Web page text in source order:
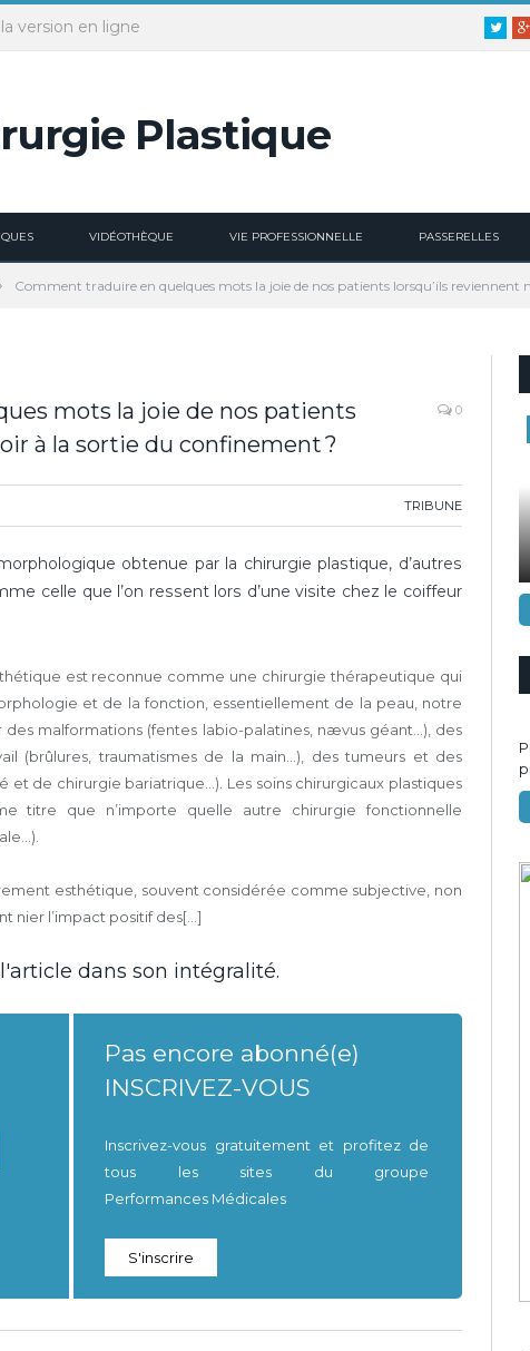
Twitter
version en ligne
VIDÉOTHÈQUE VIE PROFESSIONNELLE PASSERELLES
Comment traduire en quelques mots la joie de nos patients lorsqu’ils reviennent
mots la joie de nos patients
à la sortie du confinement ?
0
TRIBUNE
obtenue par la chirurgie plastique, d’autres
celle que l’on ressent lors d’une visite chez le coiffeur
est reconnue comme une chirurgie thérapeutique qui
et de la fonction, essentiellement de la peau, notre
malformations (fentes labio-palatines, nævus géant…), des
(brûlures, traumatismes de la main…), des tumeurs et des
et de chirurgie bariatrique…). Les soins chirurgicaux plastiques
titre que n’importe quelle autre chirurgie fonctionnelle
esthétique, souvent considérée comme subjective, non
nier l’impact positif des[...]
dans son intégralité.
Pas encore abonné(e)
INSCRIVEZ-VOUS
Inscrivez-vous gratuitement et profitez de
tous les sites du groupe
Performances Médicales
S'inscrire